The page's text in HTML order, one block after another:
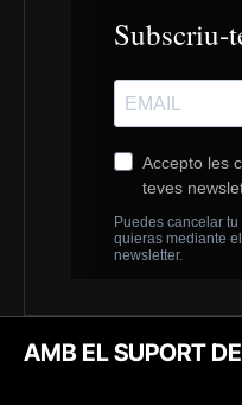
AMB EL SUPORT DE